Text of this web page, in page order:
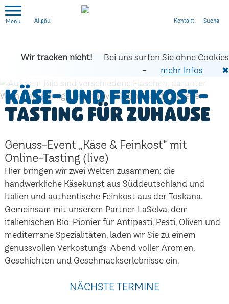
Allgäu
Wir tracken nicht!
Bei uns surfen Sie ohne Cookies
-
mehr Infos ✖
Käse- und Feinkost-
Tasting für zuhause
Genuss-Event „Käse & Feinkost“ mit
Online-Tasting (live)
Hier bringen wir zwei Welten zusammen: die
handwerkliche Käsekunst aus Süddeutschland und
Italien und authentische Feinkost aus der Toskana.
Gemeinsam mit unserem Partner LaSelva, dem
italienischen Bio-Pionier für Antipasti, Pesti, Oliven und
mediterrane Spezialitäten, laden wir Sie zu einem
genussvollen Verkostungs-Abend voller Aromen,
Geschichten und Geschmackserlebnisse ein.
NÄCHSTE TERMINE